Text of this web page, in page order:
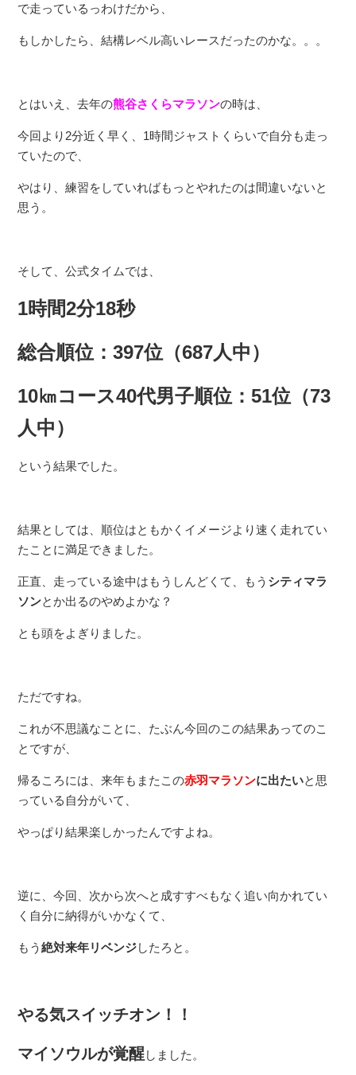
で走っているっわけだから、
もしかしたら、結構レベル高いレースだったのかな。。。
とはいえ、去年の熊谷さくらマラソンの時は、
今回より2分近く早く、1時間ジャストくらいで自分も走っ
ていたので、
やはり、練習をしていればもっとやれたのは間違いないと
思う。
そして、公式タイムでは、
1時間2分18秒
総合順位：397位（687人中）
10㎞コース40代男子順位：51位（73
人中）
という結果でした。
結果としては、順位はともかくイメージより速く走れてい
たことに満足できました。
正直、走っている途中はもうしんどくて、もう シティマラ
ソンとか出るのやめよかな？
とも頭をよぎりました。
ただですね。
これが不思議なことに、たぶん今回のこの結果あってのこ
とですが、
帰るころには、来年もまたこの赤羽マラソンに出たいと思
っている自分がいて、
やっぱり結果楽しかったんですよね。
逆に、今回、次から次へと成すすべもなく追い向かれてい
く自分に納得がいかなくて、
もう絶対来年リベンジしたろと。
やる気スイッチオン！！
マイソウルが覚醒しました。